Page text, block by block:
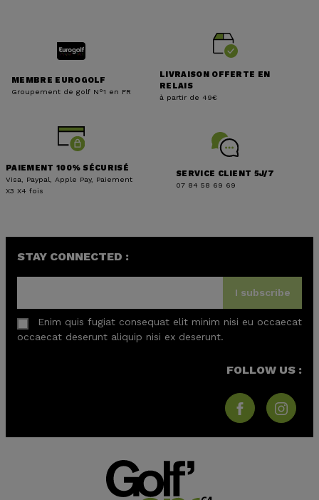
MEMBRE EUROGOLF
Groupement de golf N°1 en FR
LIVRAISON OFFERTE EN
RELAIS
à partir de 49€
PAIEMENT 100% SÉCURISÉ
Visa, Paypal, Apple Pay, Paiement
X3 X4 fois
SERVICE CLIENT 5J/7
07 84 58 69 69
STAY CONNECTED :
I subscribe
Enim quis fugiat consequat elit minim nisi eu occaecat
occaecat deserunt aliquip nisi ex deserunt.
FOLLOW US :